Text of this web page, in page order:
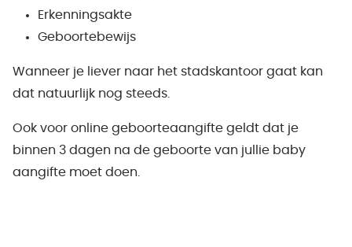
Erkenningsakte
Geboortebewijs
Wanneer je liever naar het stadskantoor gaat kan
dat natuurlijk nog steeds.
Ook voor online geboorteaangifte geldt dat je
binnen 3 dagen na de geboorte van jullie baby
aangifte moet doen.